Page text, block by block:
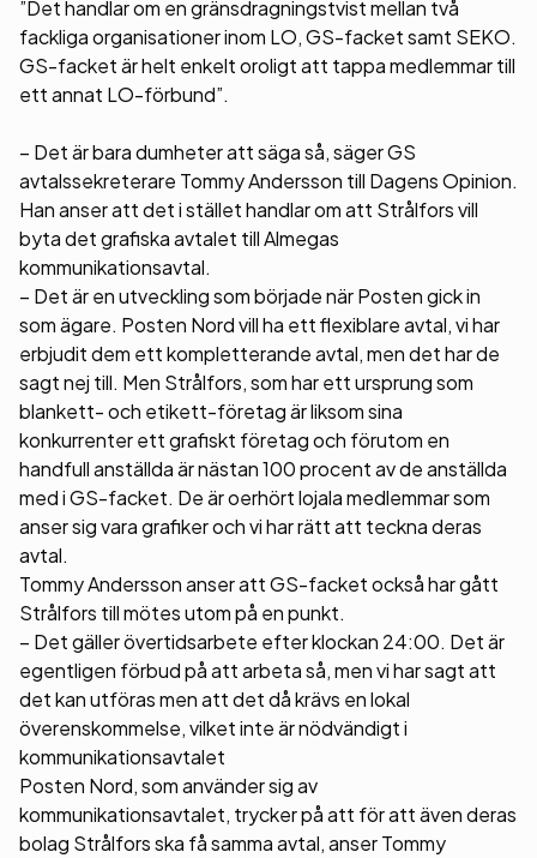
”Det handlar om en gränsdragningstvist mellan två
fackliga organisationer inom LO, GS-facket samt SEKO.
GS-facket är helt enkelt oroligt att tappa medlemmar till
ett annat LO-förbund”.
– Det är bara dumheter att säga så, säger GS
avtalssekreterare Tommy Andersson till Dagens Opinion.
Han anser att det i stället handlar om att Strålfors vill
byta det grafiska avtalet till Almegas
kommunikationsavtal.
– Det är en utveckling som började när Posten gick in
som ägare. Posten Nord vill ha ett flexiblare avtal, vi har
erbjudit dem ett kompletterande avtal, men det har de
sagt nej till. Men Strålfors, som har ett ursprung som
blankett- och etikett-företag är liksom sina
konkurrenter ett grafiskt företag och förutom en
handfull anställda är nästan 100 procent av de anställda
med i GS-facket. De är oerhört lojala medlemmar som
anser sig vara grafiker och vi har rätt att teckna deras
avtal.
Tommy Andersson anser att GS-facket också har gått
Strålfors till mötes utom på en punkt.
– Det gäller övertidsarbete efter klockan 24:00. Det är
egentligen förbud på att arbeta så, men vi har sagt att
det kan utföras men att det då krävs en lokal
överenskommelse, vilket inte är nödvändigt i
kommunikationsavtalet
Posten Nord, som använder sig av
kommunikationsavtalet, trycker på att för att även deras
bolag Strålfors ska få samma avtal, anser Tommy